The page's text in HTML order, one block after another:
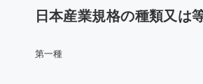
日本産業規格の種類又は
第一種